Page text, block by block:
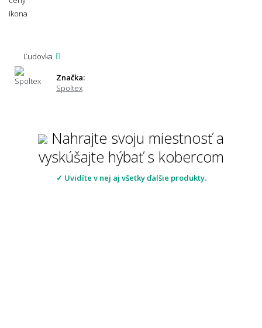
Ľudovka
Značka:
Spoltex
Nahrajte svoju miestnosť a
vyskúšajte hýbať s kobercom
✓ Uvidíte v nej aj všetky ďalšie produkty.